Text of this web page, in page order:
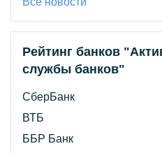
Рейтинг банков
службы банков"
СберБанк
ВТБ
ББР Банк